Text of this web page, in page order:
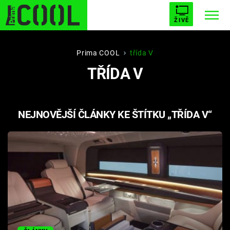
ŽIVĚ
STARHOUSE BUFFY, PŘEMOŽITELKA UPÍRŮ
PLNEJ KOTEL AVENGERS 5
Témata
Seriály
Hry
Prima COOL třída V
TŘÍDA V
NEJNOVĚJŠÍ ČLÁNKY KE ŠTÍTKU „TŘÍDA V“